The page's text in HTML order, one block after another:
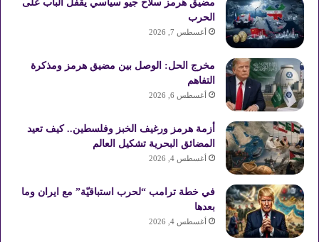
مضيق هرمز سلاح جيو سياسي يقفل الباب على
الحرب
أغسطس 7, 2026
مخرج الحل: الوصل بين مضيق هرمز ومذكرة
التفاهم
أغسطس 6, 2026
أزمة هرمز ورغيف الخبز وفلسطين.. كيف تعيد
المضائق البحرية تشكيل العالم
أغسطس 4, 2026
في خطة ترامب “لحرب استباقيّة” مع ايران وما
بعدها
أغسطس 4, 2026